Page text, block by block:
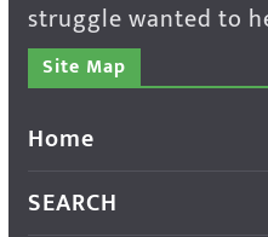
struggle wanted to
Site Map
Home
SEARCH